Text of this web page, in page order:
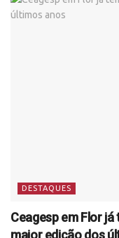
DESTAQUES
Ceagesp em Flor
maior edição dos